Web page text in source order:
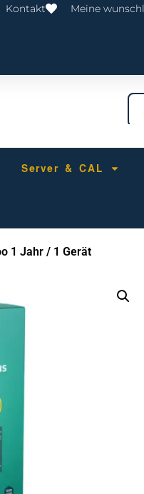
Kontakt Meine
Server & CAL
1 Jahr / 1 Gerät